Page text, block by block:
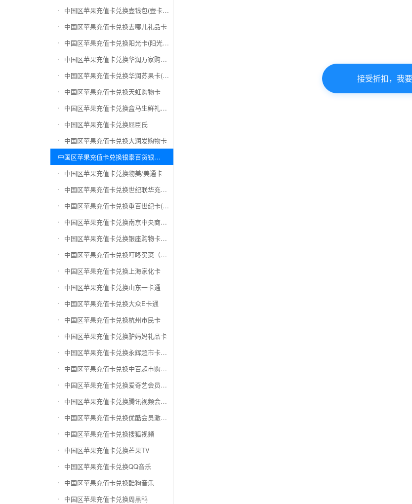
中国区苹果充值卡兑换壹钱包(壹卡会)
中国区苹果充值卡兑换去哪儿礼品卡
中国区苹果充值卡兑换阳光卡(阳光爱车)
中国区苹果充值卡兑换华润万家购物卡
中国区苹果充值卡兑换华润苏果卡(苏果超市卡)（维护 请暂停提交）
中国区苹果充值卡兑换天虹购物卡
中国区苹果充值卡兑换盒马生鲜礼品卡
中国区苹果充值卡兑换屈臣氏
中国区苹果充值卡兑换大润发购物卡
中国区苹果充值卡兑换银泰百货银泰卡
中国区苹果充值卡兑换物美/美通卡
中国区苹果充值卡兑换世纪联华充值卡(杭州联华)
中国区苹果充值卡兑换重百世纪卡(重庆百货)
中国区苹果充值卡兑换南京中央商场购物卡
中国区苹果充值卡兑换银座购物卡（黑卡）
中国区苹果充值卡兑换叮咚买菜（限通用礼品卡）
中国区苹果充值卡兑换上海家化卡
中国区苹果充值卡兑换山东一卡通
中国区苹果充值卡兑换大众E卡通
中国区苹果充值卡兑换杭州市民卡
中国区苹果充值卡兑换驴妈妈礼品卡
中国区苹果充值卡兑换永辉超市卡（限实体卡）
中国区苹果充值卡兑换中百超市购物卡
中国区苹果充值卡兑换爱奇艺会员激活码
中国区苹果充值卡兑换腾讯视频会员激活码
中国区苹果充值卡兑换优酷会员激活码
中国区苹果充值卡兑换搜狐视频
中国区苹果充值卡兑换芒果TV
中国区苹果充值卡兑换QQ音乐
中国区苹果充值卡兑换酷狗音乐
中国区苹果充值卡兑换周黑鸭
接受折扣，我